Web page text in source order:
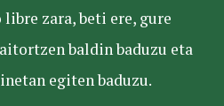
zara, beti ere, gure
baldin baduzu eta
egiten baduzu.